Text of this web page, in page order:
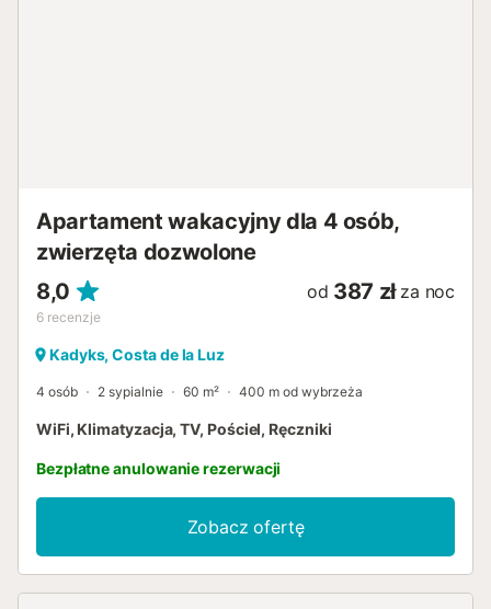
Apartament wakacyjny dla 4 osób,
zwierzęta dozwolone
8,0
6 recenzje
od 387 zł za noc
Kadyks, Costa de la Luz
4 osób 2 sypialnie 60 m² 400 m od wybrzeża
WiFi, Klimatyzacja, TV, Pościel, Ręczniki
Bezpłatne anulowanie rezerwacji
Zobacz ofertę